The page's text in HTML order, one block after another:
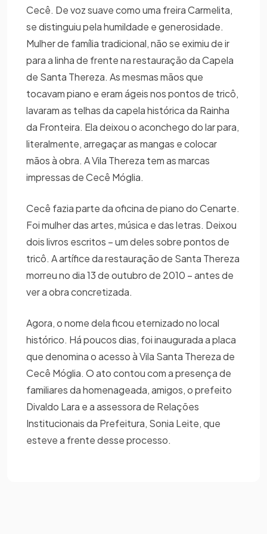
Cecê. De voz suave como uma freira Carmelita,
se distinguiu pela humildade e generosidade.
Mulher de família tradicional, não se eximiu de ir
para a linha de frente na restauração da Capela
de Santa Thereza. As mesmas mãos que
tocavam piano e eram ágeis nos pontos de tricô,
lavaram as telhas da capela histórica da Rainha
da Fronteira. Ela deixou o aconchego do lar para,
literalmente, arregaçar as mangas e colocar
mãos à obra. A Vila Thereza tem as marcas
impressas de Cecê Móglia.
Cecê fazia parte da oficina de piano do Cenarte.
Foi mulher das artes, música e das letras. Deixou
dois livros escritos – um deles sobre pontos de
tricô. A artífice da restauração de Santa Thereza
morreu no dia 13 de outubro de 2010 – antes de
ver a obra concretizada.
Agora, o nome dela ficou eternizado no local
histórico. Há poucos dias, foi inaugurada a placa
que denomina o acesso à Vila Santa Thereza de
Cecê Móglia. O ato contou com a presença de
familiares da homenageada, amigos, o prefeito
Divaldo Lara e a assessora de Relações
Institucionais da Prefeitura, Sonia Leite, que
esteve a frente desse processo.